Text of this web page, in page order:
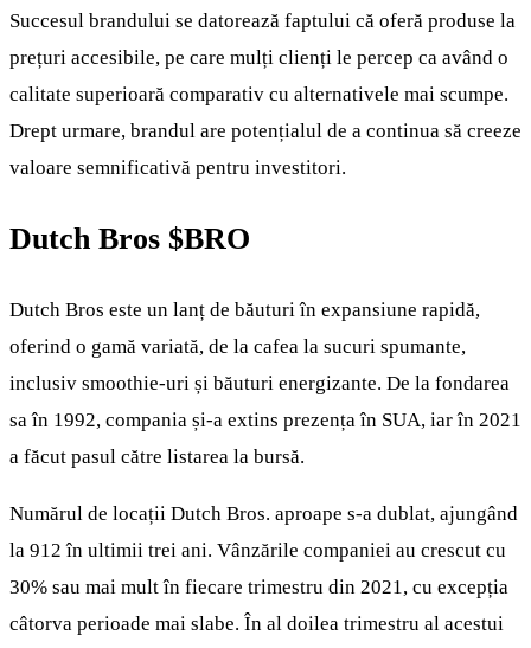
Succesul brandului se datorează faptului că oferă produse la
prețuri accesibile, pe care mulți clienți le percep ca având o
calitate superioară comparativ cu alternativele mai scumpe.
Drept urmare, brandul are potențialul de a continua să creeze
valoare semnificativă pentru investitori.
Dutch Bros $BRO
Dutch Bros este un lanț de băuturi în expansiune rapidă,
oferind o gamă variată, de la cafea la sucuri spumante,
inclusiv smoothie-uri și băuturi energizante. De la fondarea
sa în 1992, compania și-a extins prezența în SUA, iar în 2021
a făcut pasul către listarea la bursă.
Numărul de locații Dutch Bros. aproape s-a dublat, ajungând
la 912 în ultimii trei ani. Vânzările companiei au crescut cu
30% sau mai mult în fiecare trimestru din 2021, cu excepția
câtorva perioade mai slabe. În al doilea trimestru al acestui